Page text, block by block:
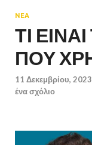
ΝΕΑ
ΤΙ
ΠΟΥ
11 Δεκεμβρίου, 2023
ένα σχόλιο